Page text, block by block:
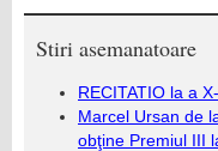
Stiri asemanatoare
RECITATIO la a
Marcel Ursan de
obţine Premiul III